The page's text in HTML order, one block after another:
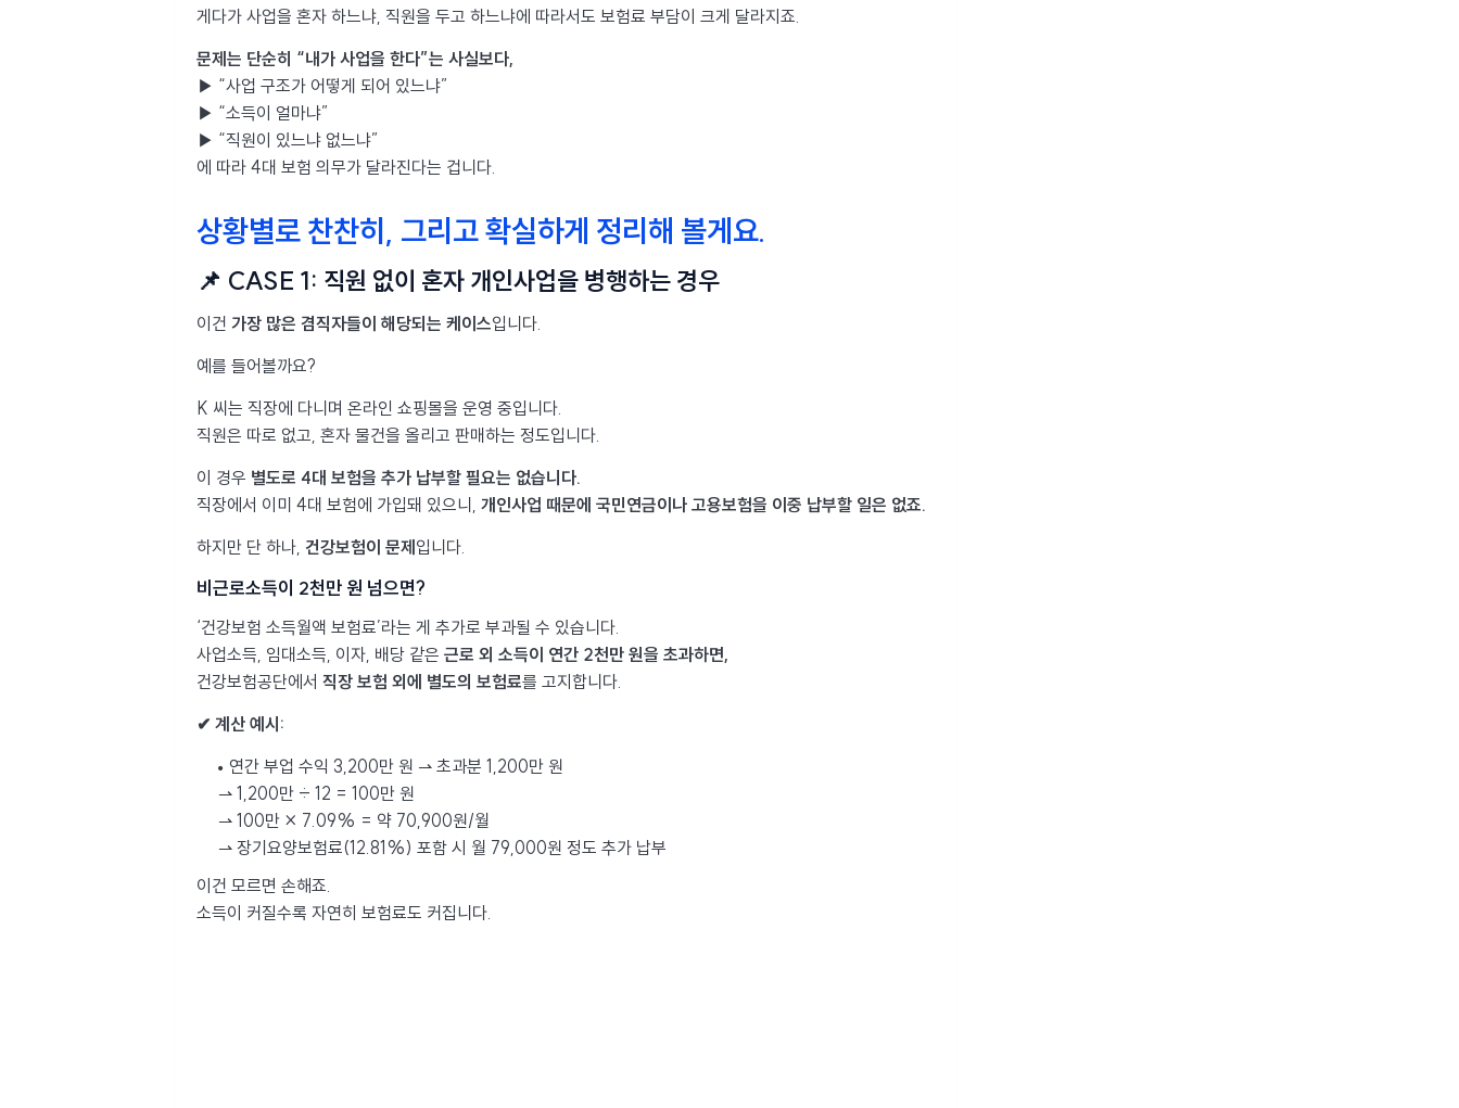
게다가 사업을 혼자 하느냐, 직원을 두고 하느냐에 따라서도 보험료 부담이 크게 달라지죠.
문제는 단순히 “내가 사업을 한다”는 사실보다,
▶ “사업 구조가 어떻게 되어 있느냐”
▶ “소득이 얼마냐”
▶ “직원이 있느냐 없느냐”
에 따라 4대 보험 의무가 달라진다는 겁니다.
상황별로 찬찬히, 그리고 확실하게 정리해 볼게요.
📌 CASE 1: 직원 없이 혼자 개인사업을 병행하는 경우
이건 가장 많은 겸직자들이 해당되는 케이스입니다.
예를 들어볼까요?
K 씨는 직장에 다니며 온라인 쇼핑몰을 운영 중입니다.
직원은 따로 없고, 혼자 물건을 올리고 판매하는 정도입니다.
이 경우 별도로 4대 보험을 추가 납부할 필요는 없습니다.
직장에서 이미 4대 보험에 가입돼 있으니, 개인사업 때문에 국민연금이나 고용보험을 이중 납부할 일은 없죠.
하지만 단 하나, 건강보험이 문제입니다.
비근로소득이 2천만 원 넘으면?
‘건강보험 소득월액 보험료’라는 게 추가로 부과될 수 있습니다.
사업소득, 임대소득, 이자, 배당 같은 근로 외 소득이 연간 2천만 원을 초과하면,
건강보험공단에서 직장 보험 외에 별도의 보험료를 고지합니다.
✔ 계산 예시:
연간 부업 수익 3,200만 원 ⇀ 초과분 1,200만 원
⇀ 1,200만 ÷ 12 = 100만 원
⇀ 100만 × 7.09% = 약 70,900원/월
⇀ 장기요양보험료(12.81%) 포함 시 월 79,000원 정도 추가 납부
이건 모르면 손해죠.
소득이 커질수록 자연히 보험료도 커집니다.